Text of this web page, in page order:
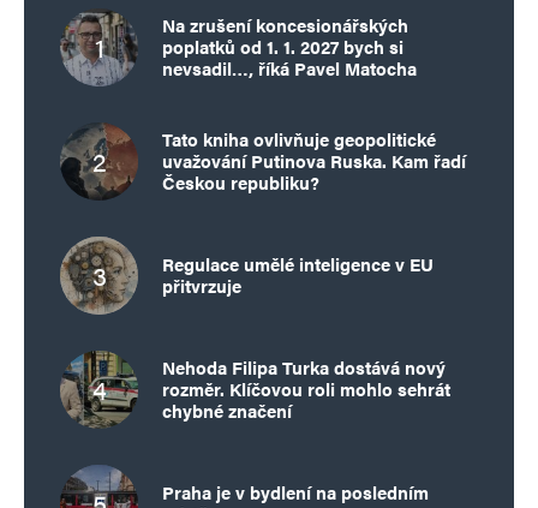
Na zrušení koncesionářských
poplatků od 1. 1. 2027 bych si
nevsadil…, říká Pavel Matocha
Tato kniha ovlivňuje geopolitické
uvažování Putinova Ruska. Kam řadí
Českou republiku?
Regulace umělé inteligence v EU
přitvrzuje
Nehoda Filipa Turka dostává nový
rozměr. Klíčovou roli mohlo sehrát
chybné značení
Praha je v bydlení na posledním